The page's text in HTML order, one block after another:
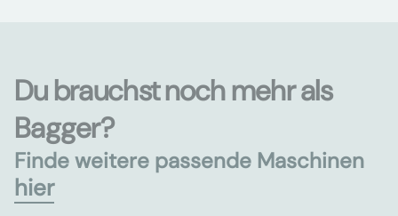
Du brauchst noch mehr als
Bagger?
Finde weitere passende Maschinen
hier